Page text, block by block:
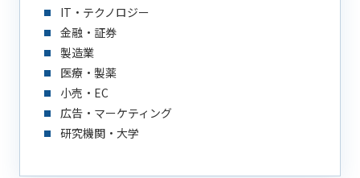
IT・テクノロジー
金融・証券
製造業
医療・製薬
小売・EC
広告・マーケティング
研究機関・大学